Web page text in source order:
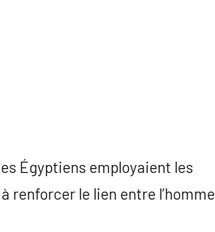
Égyptiens employaient les
renforcer le lien entre l’homme